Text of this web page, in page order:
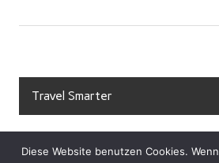
Travel Smarter
Diese Website benutzen Cookies.